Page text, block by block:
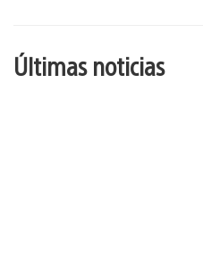
Últimas noticias